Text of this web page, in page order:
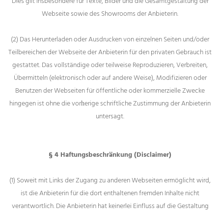
Webseite sowie des Showrooms der Anbieterin.
(2) Das Herunterladen oder Ausdrucken von einzelnen Seiten und/oder
Teilbereichen der Webseite der Anbieterin für den privaten Gebrauch ist
gestattet. Das vollständige oder teilweise Reproduzieren, Verbreiten,
Übermitteln (elektronisch oder auf andere Weise), Modifizieren oder
Benutzen der Webseiten für öffentliche oder kommerzielle Zwecke
hingegen ist ohne die vorһerige schriftliche Zustimmung der Anbieterin
untersagt.
§ 4 Haftungsbeschränkung (Disclaimer)
(1) Soweit mit Links der Zugang zu anderen Webseiten ermöglicht wird,
ist die Anbieterin für die dort enthaltenen fremden Inhalte nicht
verantwortlich. Die Anbieterin hat keinerlei Einfluss auf die Gestaltung